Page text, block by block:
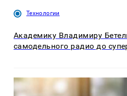
Технологии
Академику Владимиру
самодельного радио до